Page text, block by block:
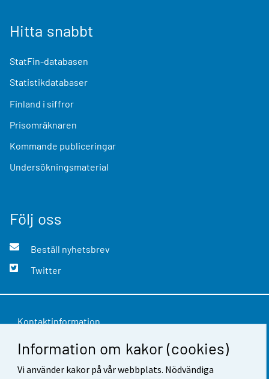
Information om kakor (cookies)
Vi använder kakor på vår webbplats. Nödvändiga
Hitta snabbt
StatFin-databasen
Statistikdatabaser
Finland i siffror
Prisomräknaren
Kommande publiceringar
Undersökningsmaterial
Följ oss
Beställ nyhetsbrev
Twitter
Kontaktinformation
Respons
Användarvillkor